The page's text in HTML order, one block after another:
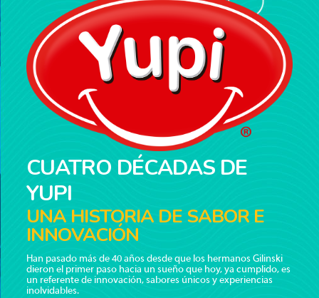
CUATRO DÉCADAS DE
YUPI
UNA HISTORIA DE SABOR E
INNOVACIÓN
Han pasado más de 40 años desde que los hermanos Gilinski
dieron el primer paso hacia un sueño que hoy, ya cumplido, es
un referente de innovación, sabores únicos y experiencias
inolvidables.